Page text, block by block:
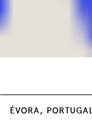
ÉVORA,
custo único